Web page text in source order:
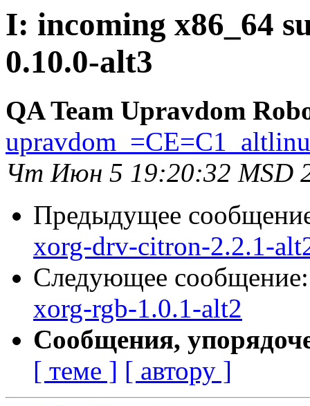
I: incoming x86_64
0.10.0-alt3
QA Team Upravdom
Чт Июн 5 19:20:32 MSD
Предыдущее
xorg-drv-citron-2.2.1-
Следующее
xorg-rgb-1.0.1-alt2
Сообщения,
[ теме ] [ автору ]